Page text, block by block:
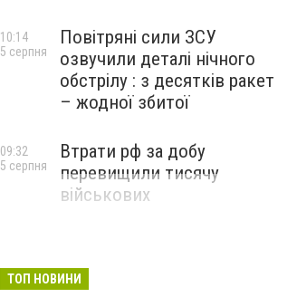
Повітряні сили ЗСУ
озвучили деталі нічного
обстрілу : з десятків ракет
– жодної збитої
10:14
5 серпня
Втрати рф за добу
перевищили тисячу
військових
09:32
5 серпня
ТОП НОВИНИ